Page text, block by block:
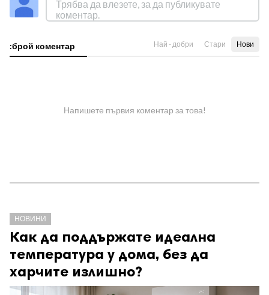
:брой коментар Най - добри Стари Нови
Напишете първия коментар за това!
НОВИНИ
Как да поддържате идеална
температура у дома, без да
харчите излишно?